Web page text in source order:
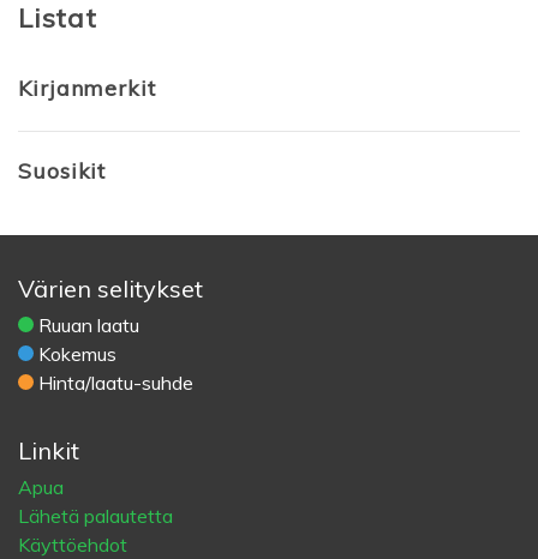
Listat
Kirjanmerkit
Suosikit
Värien selitykset
Ruuan laatu
Kokemus
Hinta/laatu-suhde
Linkit
Apua
Lähetä palautetta
Käyttöehdot